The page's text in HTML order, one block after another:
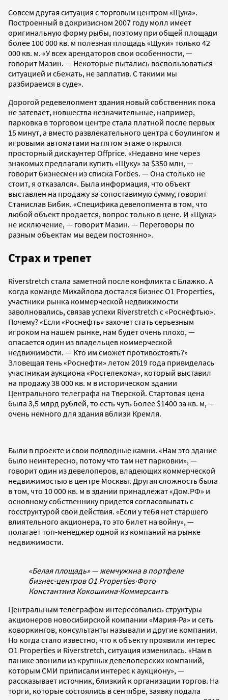
Совсем другая ситуация с торговым центром «Щука».
Построенный в докризисном 2007 году молл имеет
оригинальную форму рыбы, поэтому при общей площади
более 100 000 кв. м полезная площадь «Щуки» только 42
000 кв. м. «У всех арендаторов свои особенности, —
говорит Мазин. — Некоторые пытались воспользоваться
ситуацией и сбежать, не заплатив. С такими мы
разбираемся в суде».
Дорогой редевелопмент здания новый собственник пока
не затевает, новшества незначительные, например,
парковка в торговом центре стала платной после первых
15 минут, а вместо развлекательного центра с боулингом и
игровыми автоматами на пятом этаже открылся
просторный дискаунтер Offprice. «Недавно мне через
знакомых предлагали купить «Щуку» за $350 млн, —
говорит бизнесмен из списка Forbes. — Она столько не
стоит, я отказался». Была информация, что объект
выставлен на продажу за сопоставимую сумму, говорит
Станислав Бибик. «Специфика девелопмента в том, что
любой объект продается, вопрос только в цене. И «Щука»
не исключение, — говорит Мазин. — Переговоры по
разным объектам мы ведем постоянно».
Страх и трепет
Riverstretch стала заметной после конфликта с Блажко. А
когда команде Михайлова достался бизнес O1 Properties,
участники рынка коммерческой недвижимости
заволновались, связав успехи Riverstretch с «Роснефтью».
Почему? «Если «Роснефть» захочет стать серьезным
игроком на нашем рынке, нам будет очень плохо, —
опасается один из владельцев коммерческой
недвижимости. — Кто им сможет противостоять?»
Зловещая тень «Роснефти» летом 2019 года привиделась
участникам аукциона «Ростелекома», который выставил
на продажу 38 000 кв. м в историческом здании
Центрального телеграфа на Тверской. Стартовая цена
была 3,5 млрд рублей, то есть чуть более $1400 за кв. м, —
очень немного для здания вблизи Кремля.
Были в проекте и свои подводные камни. «Нам это здание
было неинтересно, потому что там нет парковки», —
говорит один из девелоперов, владеющих коммерческой
недвижимостью в центре Москвы. Другая сложность была
в том, что 10 000 кв. м в здании принадлежат «Дом.РФ» и
основному собственнику придется согласовывать с
госструктурой свои действия. «Если у тебя нет старшего
влиятельного акционера, то это билет на войну», —
полагает топ-менеджер одной из компаний на рынке
недвижимости.
«Белая площадь» — жемчужина в портфеле
бизнес-центров O1 Properties·Фото
Константина Кокошкина·Коммерсантъ
Центральным телеграфом интересовались структуры
акционеров новосибирской компании «Мария-Ра» и сеть
коворкингов, консультанты называли и другие компании.
Но когда стало известно, что к объекту проявили интерес
O1 Properties и Riverstretch, ситуация изменилась. «Нам в
панике звонили из крупных девелоперских компаний,
которым СМИ приписали интерес к аукциону», —
рассказывает источник, близкий к организации торгов. На
торги, которые состоялись в сентябре, заявку подала